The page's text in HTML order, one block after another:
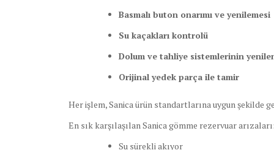
Basmalı buton onarımı ve yenilemesi
Su kaçakları kontrolü
Dolum ve tahliye sistemlerinin
Orijinal yedek parça ile tamir
Her işlem, Sanica ürün standartlarına uygun şekilde
En sık karşılaşılan Sanica gömme rezervuar arızaları:
Su sürekli akıyor